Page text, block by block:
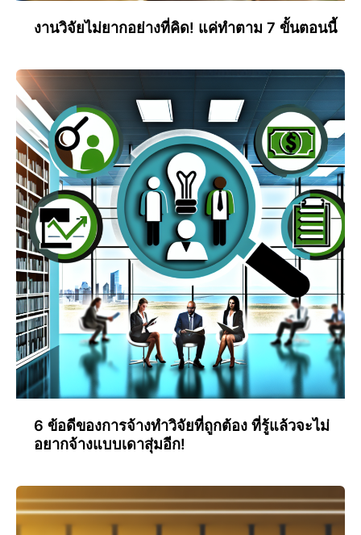
งานวิจัยไม่ยากอย่างที่คิด! แค่ทำตาม 7 ขั้นตอนนี้
6 ข้อดีของการจ้างทำวิจัยที่ถูกต้อง ที่รู้แล้วจะไม่
อยากจ้างแบบเดาสุ่มอีก!